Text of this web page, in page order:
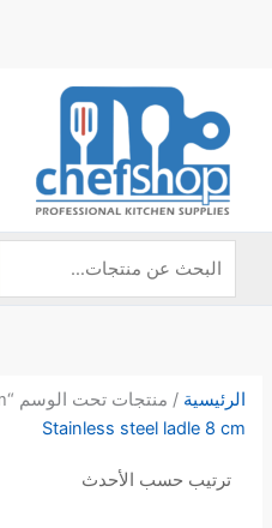
عن:
الرئيسية / منتجات تحت الوسم “Stainless steel ladle 8 cm”
Stainless steel ladle 8 cm